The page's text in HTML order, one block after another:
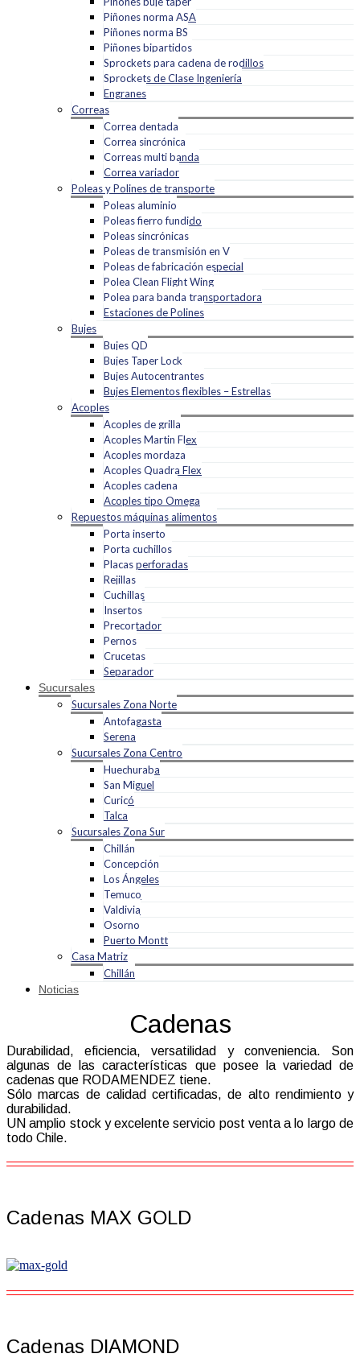
Piñones norma ASA
Piñones norma BS
Piñones bipartidos
Sprockets para cadena de rodillos
Sprockets de Clase Ingeniería
Engranes
Correas
Correa dentada
Correa sincrónica
Correas multi banda
Correa variador
Poleas y Polines de transporte
Poleas aluminio
Poleas fierro fundido
Poleas sincrónicas
Poleas de transmisión en V
Poleas de fabricación especial
Polea Clean Flight Wing
Polea para banda transportadora
Estaciones de Polines
Bujes
Bujes QD
Bujes Taper Lock
Bujes Autocentrantes
Bujes Elementos flexibles – Estrellas
Acoples
Acoples de grilla
Acoples Martin Flex
Acoples mordaza
Acoples Quadra Flex
Acoples cadena
Acoples tipo Omega
Repuestos máquinas alimentos
Porta inserto
Porta cuchillos
Placas perforadas
Rejillas
Cuchillas
Insertos
Precortador
Pernos
Crucetas
Separador
Sucursales
Sucursales Zona Norte
Antofagasta
Serena
Sucursales Zona Centro
Huechuraba
San Miguel
Curicó
Talca
Sucursales Zona Sur
Chillán
Concepción
Los Ángeles
Temuco
Valdivia
Osorno
Puerto Montt
Casa Matriz
Chillán
Noticias
Cadenas
Durabilidad, eficiencia, versatilidad y conveniencia. Son
algunas de las características que posee la variedad de
cadenas que RODAMENDEZ tiene.
Sólo marcas de calidad certificadas, de alto rendimiento y
durabilidad.
UN amplio stock y excelente servicio post venta a lo largo de
todo Chile.
Cadenas MAX GOLD
Cadenas DIAMOND